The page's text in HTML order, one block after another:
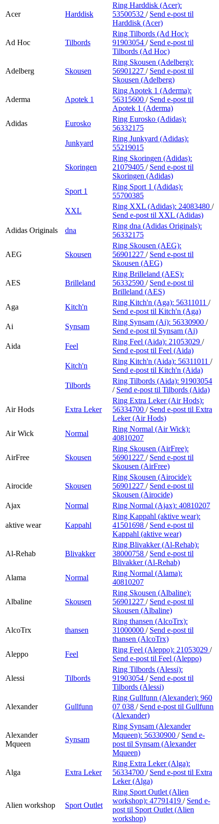
Acer Harddisk
Ring Harddisk (Acer):
53500532 / Send e-post til
Harddisk (Acer)
Ad Hoc Tilbords
Ring Tilbords (Ad Hoc):
91903054 / Send e-post til
Tilbords (Ad Hoc)
Adelberg Skousen
Ring Skousen (Adelberg):
56901227 / Send e-post til
Skousen (Adelberg)
Aderma Apotek 1
Ring Apotek 1 (Aderma):
56315600 / Send e-post til
Apotek 1 (Aderma)
Adidas
Eurosko
Ring Eurosko (Adidas):
56332175
Junkyard
Ring Junkyard (Adidas):
55219015
Skoringen
Ring Skoringen (Adidas):
21079405 / Send e-post til
Skoringen (Adidas)
Sport 1
Ring Sport 1 (Adidas):
55700385
XXL
Ring XXL (Adidas): 24083480 /
Send e-post til XXL (Adidas)
Adidas Originals
dna
Ring dna (Adidas Originals):
56332175
AEG Skousen
Ring Skousen (AEG):
56901227 / Send e-post til
Skousen (AEG)
AES Brilleland
Ring Brilleland (AES):
56332590 / Send e-post til
Brilleland (AES)
Aga
Kitch'n
Ring Kitch'n (Aga): 56311011 /
Send e-post til Kitch'n (Aga)
Ai
Synsam
Ring Synsam (Ai): 56330900 /
Send e-post til Synsam (Ai)
Aida
Feel
Ring Feel (Aida): 21053029 /
Send e-post til Feel (Aida)
Kitch'n
Ring Kitch'n (Aida): 56311011 /
Send e-post til Kitch'n (Aida)
Tilbords
Ring Tilbords (Aida): 91903054
/ Send e-post til Tilbords (Aida)
Air Hods Extra Leker
Ring Extra Leker (Air Hods):
56334700 / Send e-post til Extra
Leker (Air Hods)
Air Wick
Normal
Ring Normal (Air Wick):
40810207
AirFree Skousen
Ring Skousen (AirFree):
56901227 / Send e-post til
Skousen (AirFree)
Airocide Skousen
Ring Skousen (Airocide):
56901227 / Send e-post til
Skousen (Airocide)
Ajax
Normal Ring Normal (Ajax): 40810207
aktive wear Kappahl
Ring Kappahl (aktive wear):
41501698 / Send e-post til
Kappahl (aktive wear)
Al-Rehab Blivakker
Ring Blivakker (Al-Rehab):
38000758 / Send e-post til
Blivakker (Al-Rehab)
Alama
Normal
Ring Normal (Alama):
40810207
Albaline Skousen
Ring Skousen (Albaline):
56901227 / Send e-post til
Skousen (Albaline)
AlcoTrx thansen
Ring thansen (AlcoTrx):
31000000 / Send e-post til
thansen (AlcoTrx)
Aleppo
Feel
Ring Feel (Aleppo): 21053029 /
Send e-post til Feel (Aleppo)
Alessi Tilbords
Ring Tilbords (Alessi):
91903054 / Send e-post til
Tilbords (Alessi)
Alexander Gullfunn
Ring Gullfunn (Alexander): 960
07 038 / Send e-post til Gullfunn
(Alexander)
Alexander
Mqueen
Synsam
Ring Synsam (Alexander
Mqueen): 56330900 / Send e-
post til Synsam (Alexander
Mqueen)
Alga Extra Leker
Ring Extra Leker (Alga):
56334700 / Send e-post til Extra
Leker (Alga)
Alien workshop Sport Outlet
Ring Sport Outlet (Alien
workshop): 47791419 / Send e-
post til Sport Outlet (Alien
workshop)